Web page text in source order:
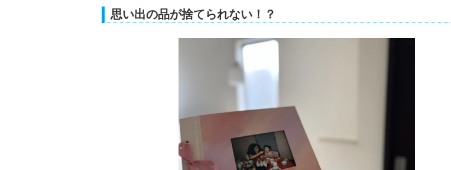
思い出の品が捨てられない！？